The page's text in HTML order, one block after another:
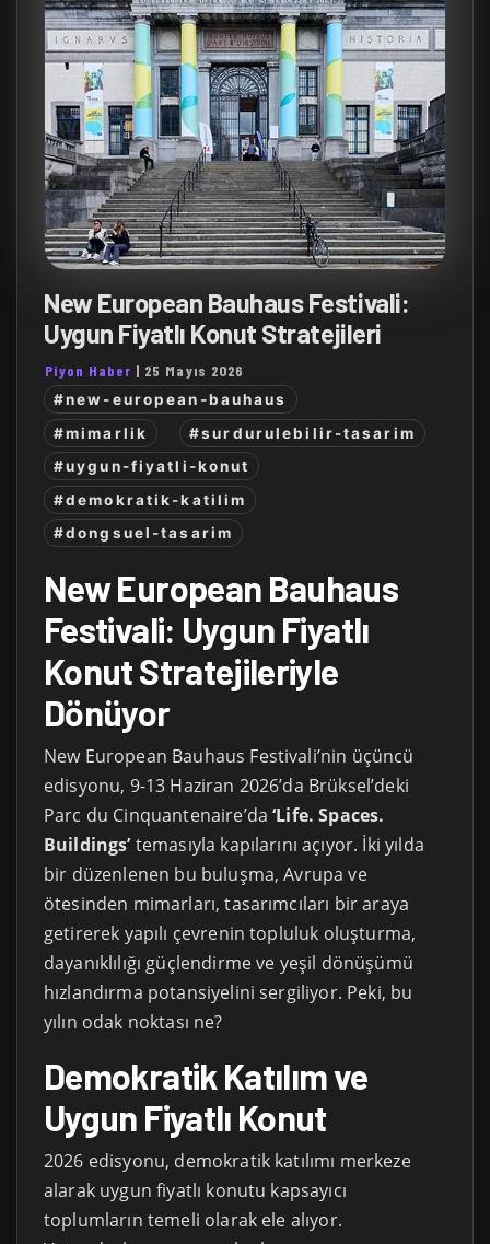
New European Bauhaus Festivali:
Uygun Fiyatlı Konut Stratejileri
Piyon Haber | 25 Mayıs 2026
#new-european-bauhaus
#mimarlik
#surdurulebilir-tasarim
#uygun-fiyatli-konut
#demokratik-katilim
#dongsuel-tasarim
New European Bauhaus
Festivali: Uygun Fiyatlı
Konut Stratejileriyle
Dönüyor
New European Bauhaus Festivali’nin üçüncü
edisyonu, 9-13 Haziran 2026’da Brüksel’deki
Parc du Cinquantenaire’da‘Life. Spaces.
Buildings’temasıyla kapılarını açıyor. İki yılda
bir düzenlenen bu buluşma, Avrupa ve
ötesinden mimarları, tasarımcıları bir araya
getirerek yapılı çevrenin topluluk oluşturma,
dayanıklılığı güçlendirme ve yeşil dönüşümü
hızlandırma potansiyelini sergiliyor. Peki, bu
yılın odak noktası ne?
Demokratik Katılım ve
Uygun Fiyatlı Konut
2026 edisyonu, demokratik katılımı merkeze
alarak uygun fiyatlı konutu kapsayıcı
toplumların temeli olarak ele alıyor.